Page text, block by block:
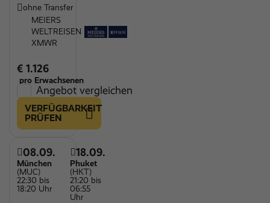
ohne Transfer
MEIERS
WELTREISEN
XMWR
€ 1.126
pro Erwachsenen
Angebot vergleichen
VERFÜGBARKEIT
PRÜFEN
08.09.
München
(MUC)
22:30 bis
18:20 Uhr
18.09.
Phuket
(HKT)
21:20 bis
06:55
Uhr